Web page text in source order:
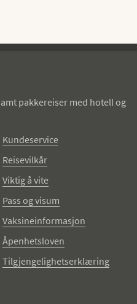
pakkereiser med hotell og
Kundeservice
Reisevilkår
Viktig å vite
Pass og visum
Vaksineinformasjon
Åpenhetsloven
Tilgjengelighetserklæring